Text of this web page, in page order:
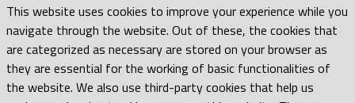
This website uses cookies to improve your experience while you
navigate through the website. Out of these, the cookies that
are categorized as necessary are stored on your browser as
they are essential for the working of basic functionalities of
the website. We also use third-party cookies that help us